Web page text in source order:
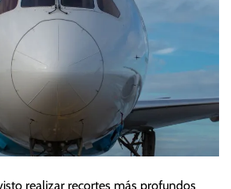
realizar recortes más profundos